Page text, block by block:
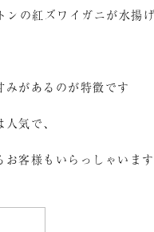
ンの紅ズワイガニが水揚
があるのが特徴です
気で、
お客様もいらっしゃいます